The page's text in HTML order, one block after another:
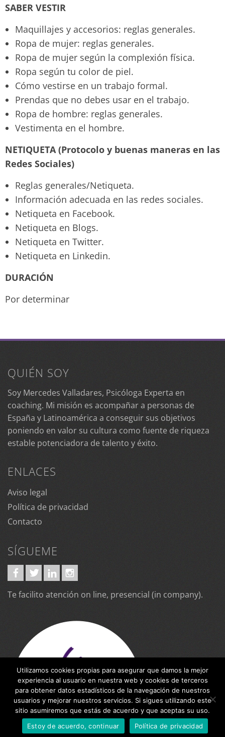
SABER VESTIR
Maquillajes y accesorios: reglas generales.
Ropa de mujer: reglas generales.
Ropa de mujer según la complexión física.
Ropa según tu color de piel.
Cómo vestirse en un trabajo formal.
Prendas que no debes usar en el trabajo.
Ropa de hombre: reglas generales.
Vestimenta en el hombre.
NETIQUETA (Protocolo y buenas maneras en las
Redes Sociales)
Reglas generales/Netiqueta.
Información adecuada en las redes sociales.
Netiqueta en Facebook.
Netiqueta en Blogs.
Netiqueta en Twitter.
Netiqueta en Linkedin.
DURACIÓN
Por determinar
QUIÉN SOY
Soy Mercedes Valladares, Psicóloga Experta en
coaching. Mi misión es acompañar a personas de
España y Latinoamérica a conseguir sus objetivos
poniendo en valor su cultura como fuente de riqueza
estable potenciadora de talento y éxito.
ENLACES
Aviso legal
Política de privacidad
Contacto
SÍGUEME
Te facilito atención on line, presencial (in company).
Utilizamos cookies propias para asegurar que damos la mejor
experiencia al usuario en nuestra web y cookies de terceros
para obtener datos estadísticos de la navegación de nuestros
usuarios y mejorar nuestros servicios. Si sigues utilizando este
sitio asumiremos que estás de acuerdo y que aceptas su uso.
Estoy de acuerdo, continuar
Política de privacidad